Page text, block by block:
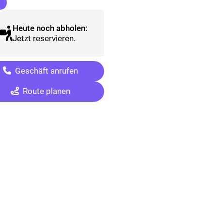
Heute noch abholen:
Jetzt reservieren.
Geschäft anrufen
Route planen